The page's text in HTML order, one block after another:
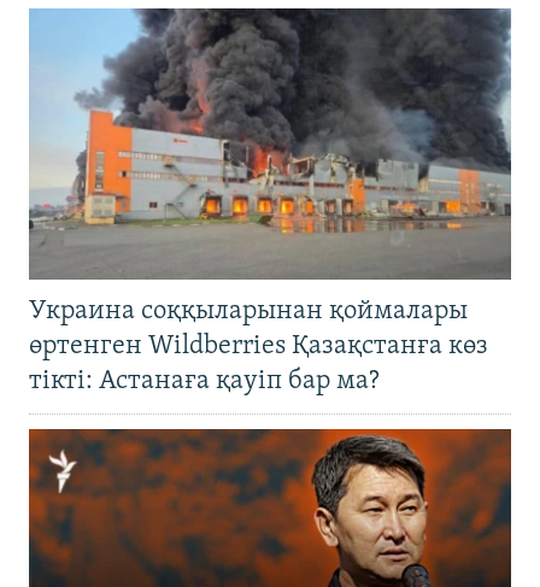
Украина соққыларынан қоймалары
өртенген Wildberries Қазақстанға көз
тікті: Астанаға қауіп бар ма?